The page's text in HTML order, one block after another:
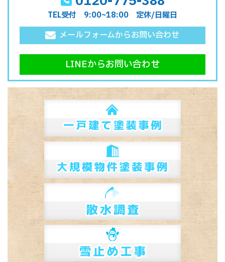
TEL受付 9:00~18:00 定休/日曜日
メールフォームからお問い合わせ
LINEからお問い合わせ